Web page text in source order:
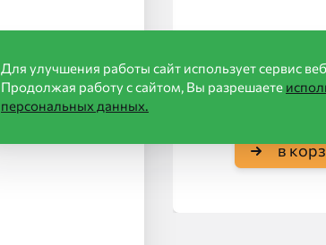
в
Для улучшения работы сайт использует сервис
Продолжая работу с сайтом, Вы разрешаете
персональных данных.